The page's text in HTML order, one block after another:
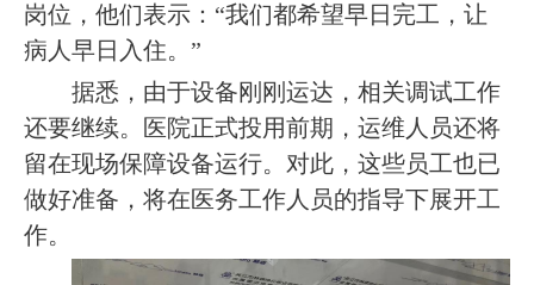
岗位，他们表示： “我们都希望早日完工，让
病人早日入住。 ”
据悉，由于设备刚刚运达，相关调试工作
还要继续。医院正式投用前期，运维人员还将
留在现场保障设备运行。对此，这些员工也已
做好准备，将在医务工作人员的指导下展开工
作。